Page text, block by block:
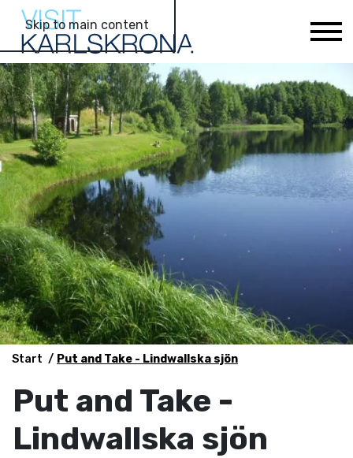
Skip to main content
Start Put and Take - Lindwallska sjön
Put and Take -
Lindwallska sjön